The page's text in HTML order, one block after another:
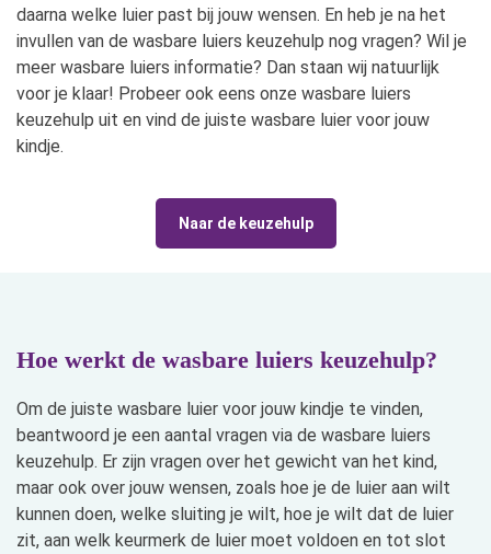
daarna welke luier past bij jouw wensen. En heb je na het
invullen van de wasbare luiers keuzehulp nog vragen? Wil je
meer wasbare luiers informatie? Dan staan wij natuurlijk
voor je klaar! Probeer ook eens onze wasbare luiers
keuzehulp uit en vind de juiste wasbare luier voor jouw
kindje.
Naar de keuzehulp
Hoe werkt de wasbare luiers keuzehulp?
Om de juiste wasbare luier voor jouw kindje te vinden,
beantwoord je een aantal vragen via de wasbare luiers
keuzehulp. Er zijn vragen over het gewicht van het kind,
maar ook over jouw wensen, zoals hoe je de luier aan wilt
kunnen doen, welke sluiting je wilt, hoe je wilt dat de luier
zit, aan welk keurmerk de luier moet voldoen en tot slot